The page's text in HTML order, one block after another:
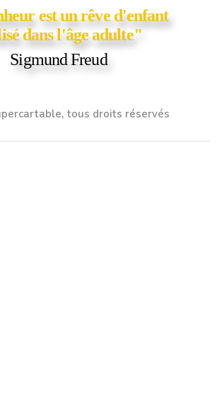
est un rêve d'enfant
dans l'âge adulte"
Sigmund Freud
tous droits réservés